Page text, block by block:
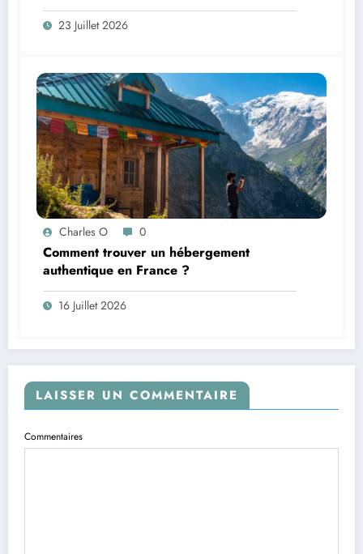
23 Juillet 2026
Charles O 0
Comment trouver un hébergement
authentique en France ?
16 Juillet 2026
LAISSER UN COMMENTAIRE
Commentaires